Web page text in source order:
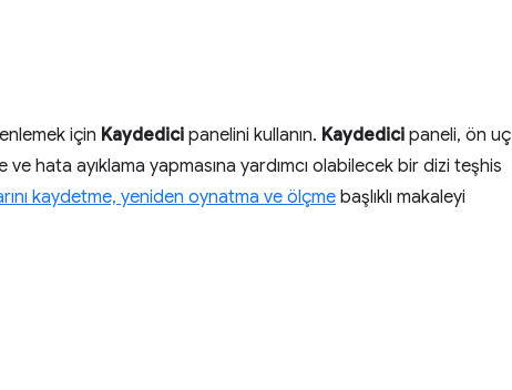
için Kaydedici panelini kullanın. Kaydedici paneli, ön uç
hata ayıklama yapmasına yardımcı olabilecek bir dizi teşhis
kaydetme, yeniden oynatma ve ölçme başlıklı makaleyi